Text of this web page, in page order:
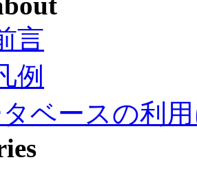
言
例
ベースの利